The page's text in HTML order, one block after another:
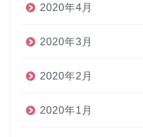
2020年4月
2020年3月
2020年2月
2020年1月